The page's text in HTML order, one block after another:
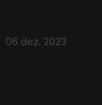
06 dez. 2023